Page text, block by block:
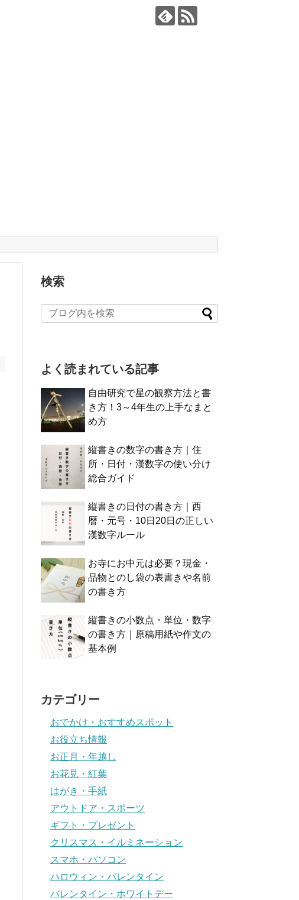
検索
よく読まれている記事
自由研究で星の観察方法と書
き方！3～4年生の上手なまと
め方
縦書きの数字の書き方｜住
所・日付・漢数字の使い分け
総合ガイド
縦書きの日付の書き方｜西
暦・元号・10日20日の正しい
漢数字ルール
お寺にお中元は必要？現金・
品物とのし袋の表書きや名前
の書き方
縦書きの小数点・単位・数字
の書き方｜原稿用紙や作文の
基本例
カテゴリー
おでかけ・おすすめスポット
お役立ち情報
お正月・年越し
お花見・紅葉
はがき・手紙
アウトドア・スポーツ
ギフト・プレゼント
クリスマス・イルミネーション
スマホ・パソコン
ハロウィン・バレンタイン
バレンタイン・ホワイトデー